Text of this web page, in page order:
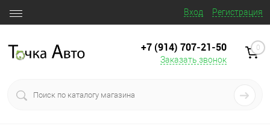
Вход Регистрация
+7 (914) 707‒21‒50
Заказать звонок
0